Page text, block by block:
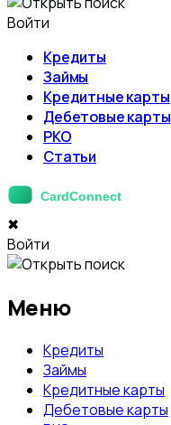
Войти
Кредиты
Займы
Кредитные карты
Дебетовые карты
РКО
Статьи
✖
Войти
Меню
Кредиты
Займы
Кредитные карты
Дебетовые карты